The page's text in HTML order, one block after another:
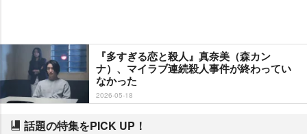
『多すぎる恋と殺人』真奈美（森カン
ナ）、マイラブ連続殺人事件が終わってい
なかった
2026-05-18
話題の特集をPICK UP！